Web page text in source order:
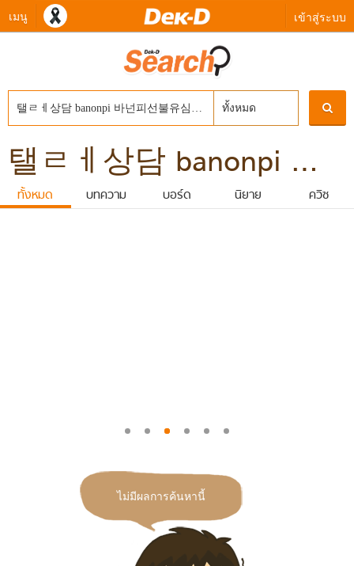
เมนู เข้าสู่ระบบ
ทั้งหมด
탤ㄹㅔ상담 banonpi 바넌피선불유심내구제 선불폰유심사는곳정보 연체자가능한소액당일대출 김천시장기연체자비대면소액급전대출 소액내구제작업대출
ทั้งหมด บทความ บอร์ด นิยาย ควิซ
ไม่มีผลการค้นหานี้